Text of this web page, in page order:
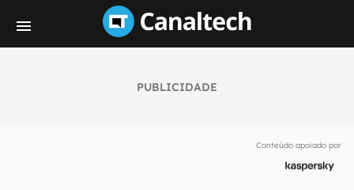
PUBLICIDADE
Conteúdo apoiado por
notícias e reviews sobre tecnologia em primeira